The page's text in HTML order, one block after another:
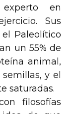
experto en
Sus
Paleolítico
un 55% de
animal,
y el
saturadas.
filosofías